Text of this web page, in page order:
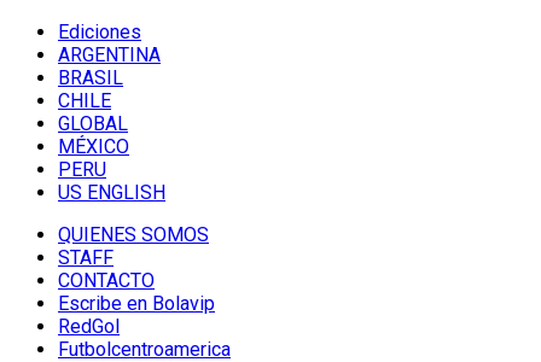
Ediciones
ARGENTINA
BRASIL
CHILE
GLOBAL
MÉXICO
PERU
US ENGLISH
QUIENES SOMOS
STAFF
CONTACTO
Escribe en Bolavip
RedGol
Futbolcentroamerica